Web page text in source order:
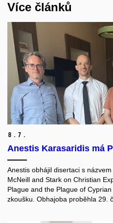
Více článků
8. 7.
Anestis Karasaridis má
Anestis obhájil disertaci s
McNeill and Stark on Christian
Plague and the Plague of
zkoušku. Obhajoba proběhla 29.